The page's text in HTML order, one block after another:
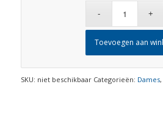
Toevoegen aan
SKU: niet beschikbaar Categorieën: Dames,